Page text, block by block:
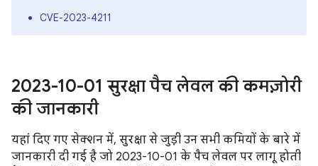
CVE-2023-4211
2023-10-01 सुरक्षा पैच लेवल की कमज़ोरी
की जानकारी
यहां दिए गए सेक्शन में, सुरक्षा से जुड़ी उन सभी कमियों के बारे में
जानकारी दी गई है जो 2023-10-01 के पैच लेवल पर लागू होती